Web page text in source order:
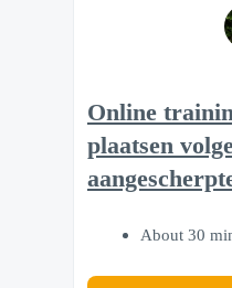
Online
plaatsen
About 30